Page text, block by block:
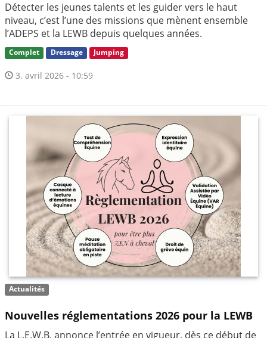
Détecter les jeunes talents et les guider vers le haut
niveau, c’est l’une des missions que mènent ensemble
l’ADEPS et la LEWB depuis quelques années.
Complet Dressage Jumping
3. avril 2026 - 10:59
Actualités
Nouvelles réglementations 2026 pour la LEWB
La L.E.W.B. annonce l’entrée en vigueur, dès ce début de